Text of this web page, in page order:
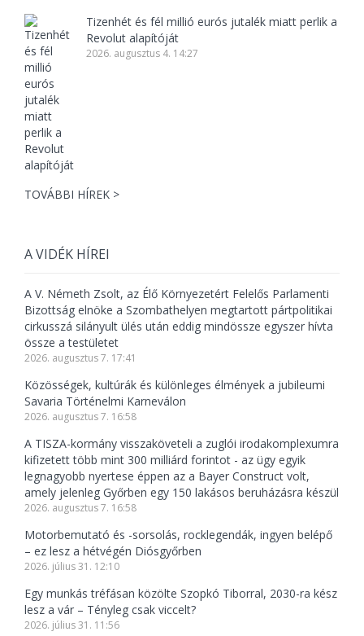
Tizenhét és fél millió eurós jutalék miatt perlik a
Revolut alapítóját
2026. augusztus 4. 14:27
TOVÁBBI HÍREK >
A VIDÉK HÍREI
A V. Németh Zsolt, az Élő Környezetért Felelős Parlamenti
Bizottság elnöke a Szombathelyen megtartott pártpolitikai
cirkusszá silányult ülés után eddig mindössze egyszer hívta
össze a testületet
2026. augusztus 7. 17:41
Közösségek, kultúrák és különleges élmények a jubileumi
Savaria Történelmi Karneválon
2026. augusztus 7. 16:58
A TISZA-kormány visszaköveteli a zuglói irodakomplexumra
kifizetett több mint 300 milliárd forintot - az ügy egyik
legnagyobb nyertese éppen az a Bayer Construct volt,
amely jelenleg Győrben egy 150 lakásos beruházásra készül
2026. augusztus 7. 16:58
Motorbemutató és -sorsolás, rocklegendák, ingyen belépő
– ez lesz a hétvégén Diósgyőrben
2026. július 31. 12:10
Egy munkás tréfásan közölte Szopkó Tiborral, 2030-ra kész
lesz a vár – Tényleg csak viccelt?
2026. július 31. 11:56